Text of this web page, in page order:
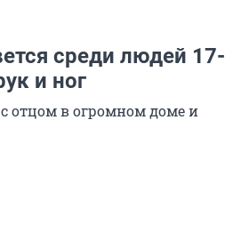
среди людей 17-
и ног
отцом в огромном доме и